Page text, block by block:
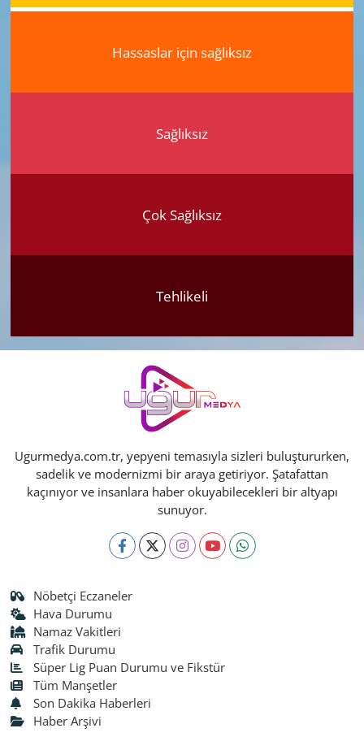
Hassaslar için sağlıksız
Sağlıksız
Çok Sağlıksız
Tehlikeli
Ugurmedya.com.tr, yepyeni temasıyla sizleri buluştururken,
sadelik ve modernizmi bir araya getiriyor. Şatafattan
kaçınıyor ve insanlara haber okuyabilecekleri bir altyapı
sunuyor.
Nöbetçi Eczaneler
Hava Durumu
Namaz Vakitleri
Trafik Durumu
Süper Lig Puan Durumu ve Fikstür
Tüm Manşetler
Son Dakika Haberleri
Haber Arşivi